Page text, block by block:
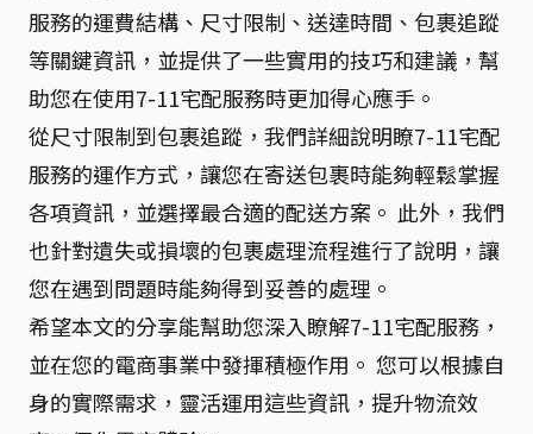
服務的運費結構、尺寸限制、送達時間、包裹追蹤
等關鍵資訊，並提供了一些實用的技巧和建議，幫
助您在使用7-11宅配服務時更加得心應手。
從尺寸限制到包裹追蹤，我們詳細說明瞭7-11宅配
服務的運作方式，讓您在寄送包裹時能夠輕鬆掌握
各項資訊，並選擇最合適的配送方案。 此外，我們
也針對遺失或損壞的包裹處理流程進行了說明，讓
您在遇到問題時能夠得到妥善的處理。
希望本文的分享能幫助您深入瞭解7-11宅配服務，
並在您的電商事業中發揮積極作用。 您可以根據自
身的實際需求，靈活運用這些資訊，提升物流效